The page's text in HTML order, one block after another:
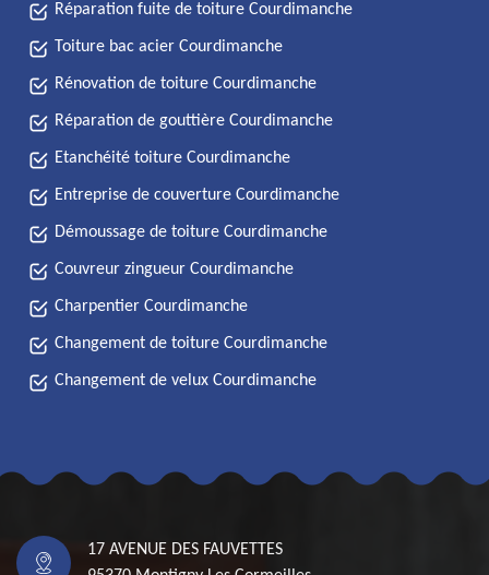
Réparation fuite de toiture Courdimanche
Toiture bac acier Courdimanche
Rénovation de toiture Courdimanche
Réparation de gouttière Courdimanche
Etanchéité toiture Courdimanche
Entreprise de couverture Courdimanche
Démoussage de toiture Courdimanche
Couvreur zingueur Courdimanche
Charpentier Courdimanche
Changement de toiture Courdimanche
Changement de velux Courdimanche
17 AVENUE DES FAUVETTES